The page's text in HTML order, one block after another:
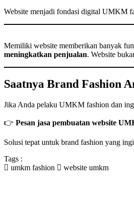
Website menjadi fondasi digital UMKM
Memiliki website memberikan banyak
meningkatkan penjualan. Website
Saatnya Brand Fashion
Jika Anda pelaku UMKM fashion dan
👉 Pesan jasa pembuatan website
Solusi tepat untuk brand fashion yang
Tags :
umkm fashion
website umkm